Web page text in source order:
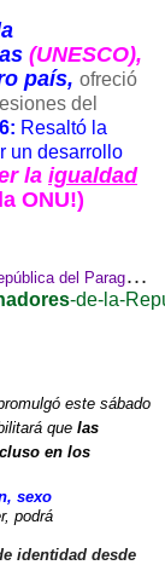
(UNESCO),
país, ofreció
del
: Resaltó la
un desarrollo
la igualdad
ONU!)
Paraguay - Facebook
-de-la-
este sábado
que las
en los
sexo
podrá
identidad desde